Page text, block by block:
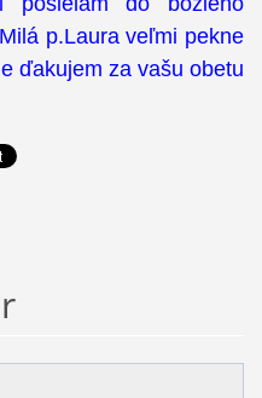
p.Laura veľmi pekne
ďakujem za vašu obetu